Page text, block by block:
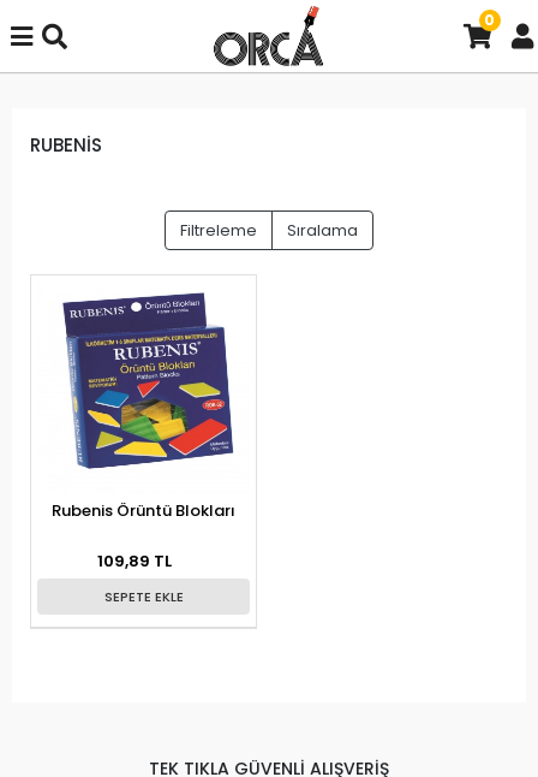
0
RUBENİS
Filtreleme Sıralama
Rubenis Örüntü Blokları
109,89 TL
SEPETE EKLE
TEK TIKLA GÜVENLİ ALIŞVERİŞ